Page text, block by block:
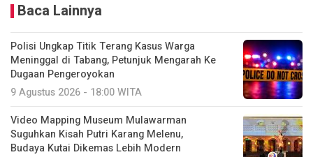
Baca Lainnya
Polisi Ungkap Titik Terang Kasus Warga
Meninggal di Tabang, Petunjuk Mengarah Ke
Dugaan Pengeroyokan
9 Agustus 2026 - 18:00 WITA
Video Mapping Museum Mulawarman
Suguhkan Kisah Putri Karang Melenu,
Budaya Kutai Dikemas Lebih Modern